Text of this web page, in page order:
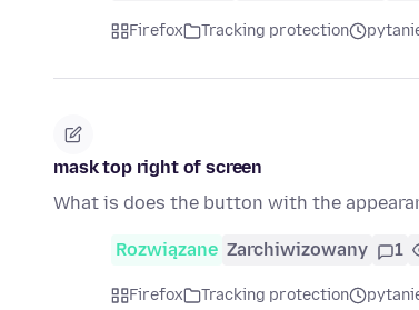
Firefox Tracking protection
mask top right of screen
What is does the button with the
Rozwiązane Zarchiwizowany 1
Firefox Tracking protection